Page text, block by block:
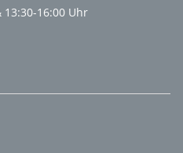
13:30-16:00 Uhr